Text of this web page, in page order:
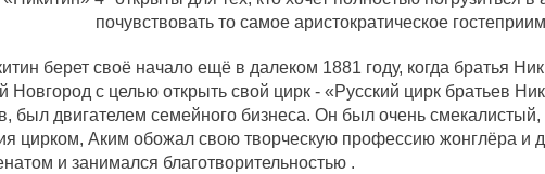
почувствовать то самое аристократическое
берет своё начало ещё в далеком 1881 году, когда братья
Новгород с целью открыть свой цирк - «Русский цирк братьев
был двигателем семейного бизнеса. Он был очень
цирком, Аким обожал свою творческую профессию жонглёра и
и занимался благотворительностью .